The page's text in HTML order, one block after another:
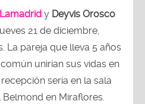
y Deyvis Orosco
21 de diciembre,
La pareja que lleva 5 años
unirían sus vidas en
sería en la sala
en Miraflores.